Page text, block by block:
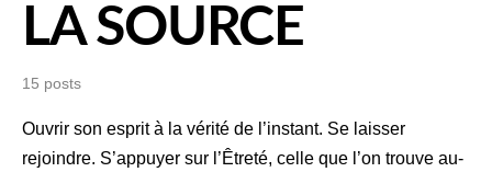
LA SOURCE
15 posts
Ouvrir son esprit à la vérité de l’instant. Se laisser
rejoindre. S’appuyer sur l’Êtreté, celle que l’on trouve au-